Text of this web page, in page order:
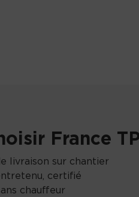
France
livraison sur chantier
certifié
chauffeur